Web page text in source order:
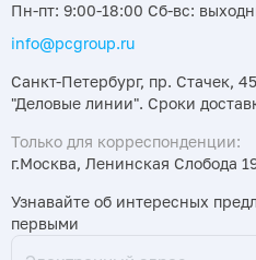
Пн-пт: 9:00-18:00 Сб-вс:
info@pcgroup.ru
Санкт-Петербург, пр. Стачек,
"Деловые линии". Сроки
Только для корреспонденции:
г.Москва, Ленинская Слобода
Узнавайте об интересных
первыми